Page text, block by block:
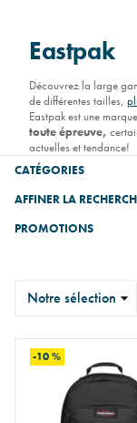
Eastpak
Découvrez la large
de différentes tailles,
Eastpak est une
toute épreuve,
actuelles et tendance!
CATÉGORIES
AFFINER LA
PROMOTIONS
-10 %